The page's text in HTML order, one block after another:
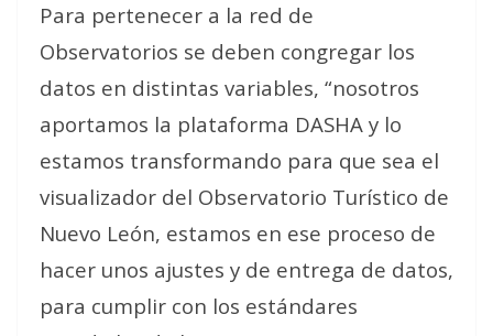
Para pertenecer a la red de
Observatorios se deben congregar los
datos en distintas variables, “nosotros
aportamos la plataforma DASHA y lo
estamos transformando para que sea el
visualizador del Observatorio Turístico de
Nuevo León, estamos en ese proceso de
hacer unos ajustes y de entrega de datos,
para cumplir con los estándares